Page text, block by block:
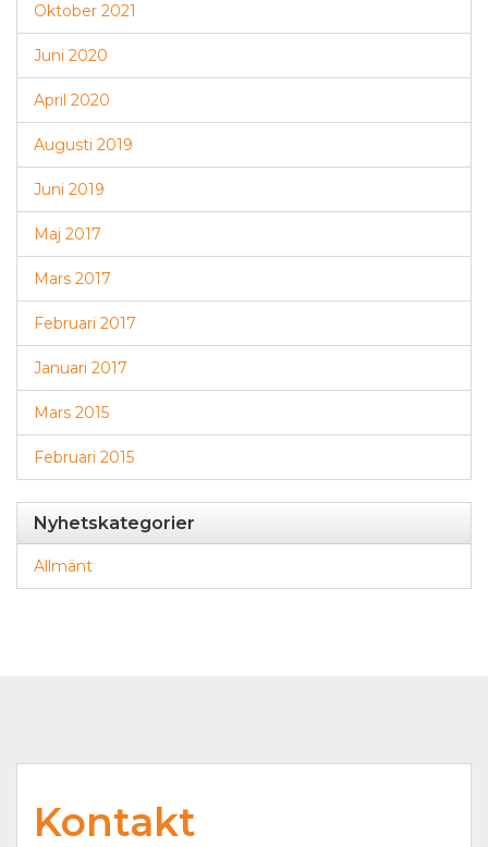
Oktober 2021
Juni 2020
April 2020
Augusti 2019
Juni 2019
Maj 2017
Mars 2017
Februari 2017
Januari 2017
Mars 2015
Februari 2015
Nyhetskategorier
Allmänt
Kontakt